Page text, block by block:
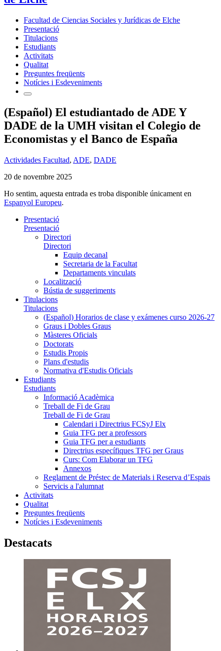
Facultad de Ciencias Sociales y Jurídicas de Elche
Presentació
Titulacions
Estudiants
Activitats
Qualitat
Preguntes freqüents
Notícies i Esdeveniments
(Español) El estudiantado de ADE Y
DADE de la UMH visitan el Colegio de
Economistas y el Banco de España
Actividades Facultad, ADE, DADE
20 de novembre 2025
Ho sentim, aquesta entrada es troba disponible únicament en
Espanyol Europeu.
Presentació
Presentació
Directori
Directori
Equip decanal
Secretaria de la Facultat
Departaments vinculats
Localització
Bústia de suggeriments
Titulacions
Titulacions
(Español) Horarios de clase y exámenes curso 2026-27
Graus i Dobles Graus
Màsteres Oficials
Doctorats
Estudis Propis
Plans d'estudis
Normativa d'Estudis Oficials
Estudiants
Estudiants
Informació Acadèmica
Treball de Fi de Grau
Treball de Fi de Grau
Calendari i Directrius FCSyJ Elx
Guia TFG per a professors
Guia TFG per a estudiants
Directrius específiques TFG per Graus
Curs: Com Elaborar un TFG
Annexos
Reglament de Préstec de Materials i Reserva d’Espais
Servicis a l'alumnat
Activitats
Qualitat
Preguntes freqüents
Notícies i Esdeveniments
Destacats